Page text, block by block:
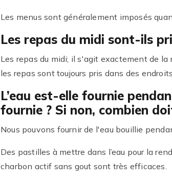
Les menus sont généralement imposés
Les repas du midi sont-ils
Les repas du midi; il s'agit exactement de
les repas sont toujours pris dans des
L’eau est-elle fournie
fournie ? Si non, combien
Nous pouvons fournir de l'eau bouillie
Des pastilles à mettre dans l’eau pour la
charbon actif sans gout sont très efficaces.